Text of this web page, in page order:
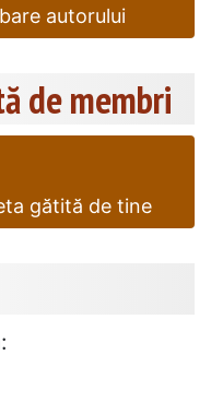
autorului
de membri
gătită de tine